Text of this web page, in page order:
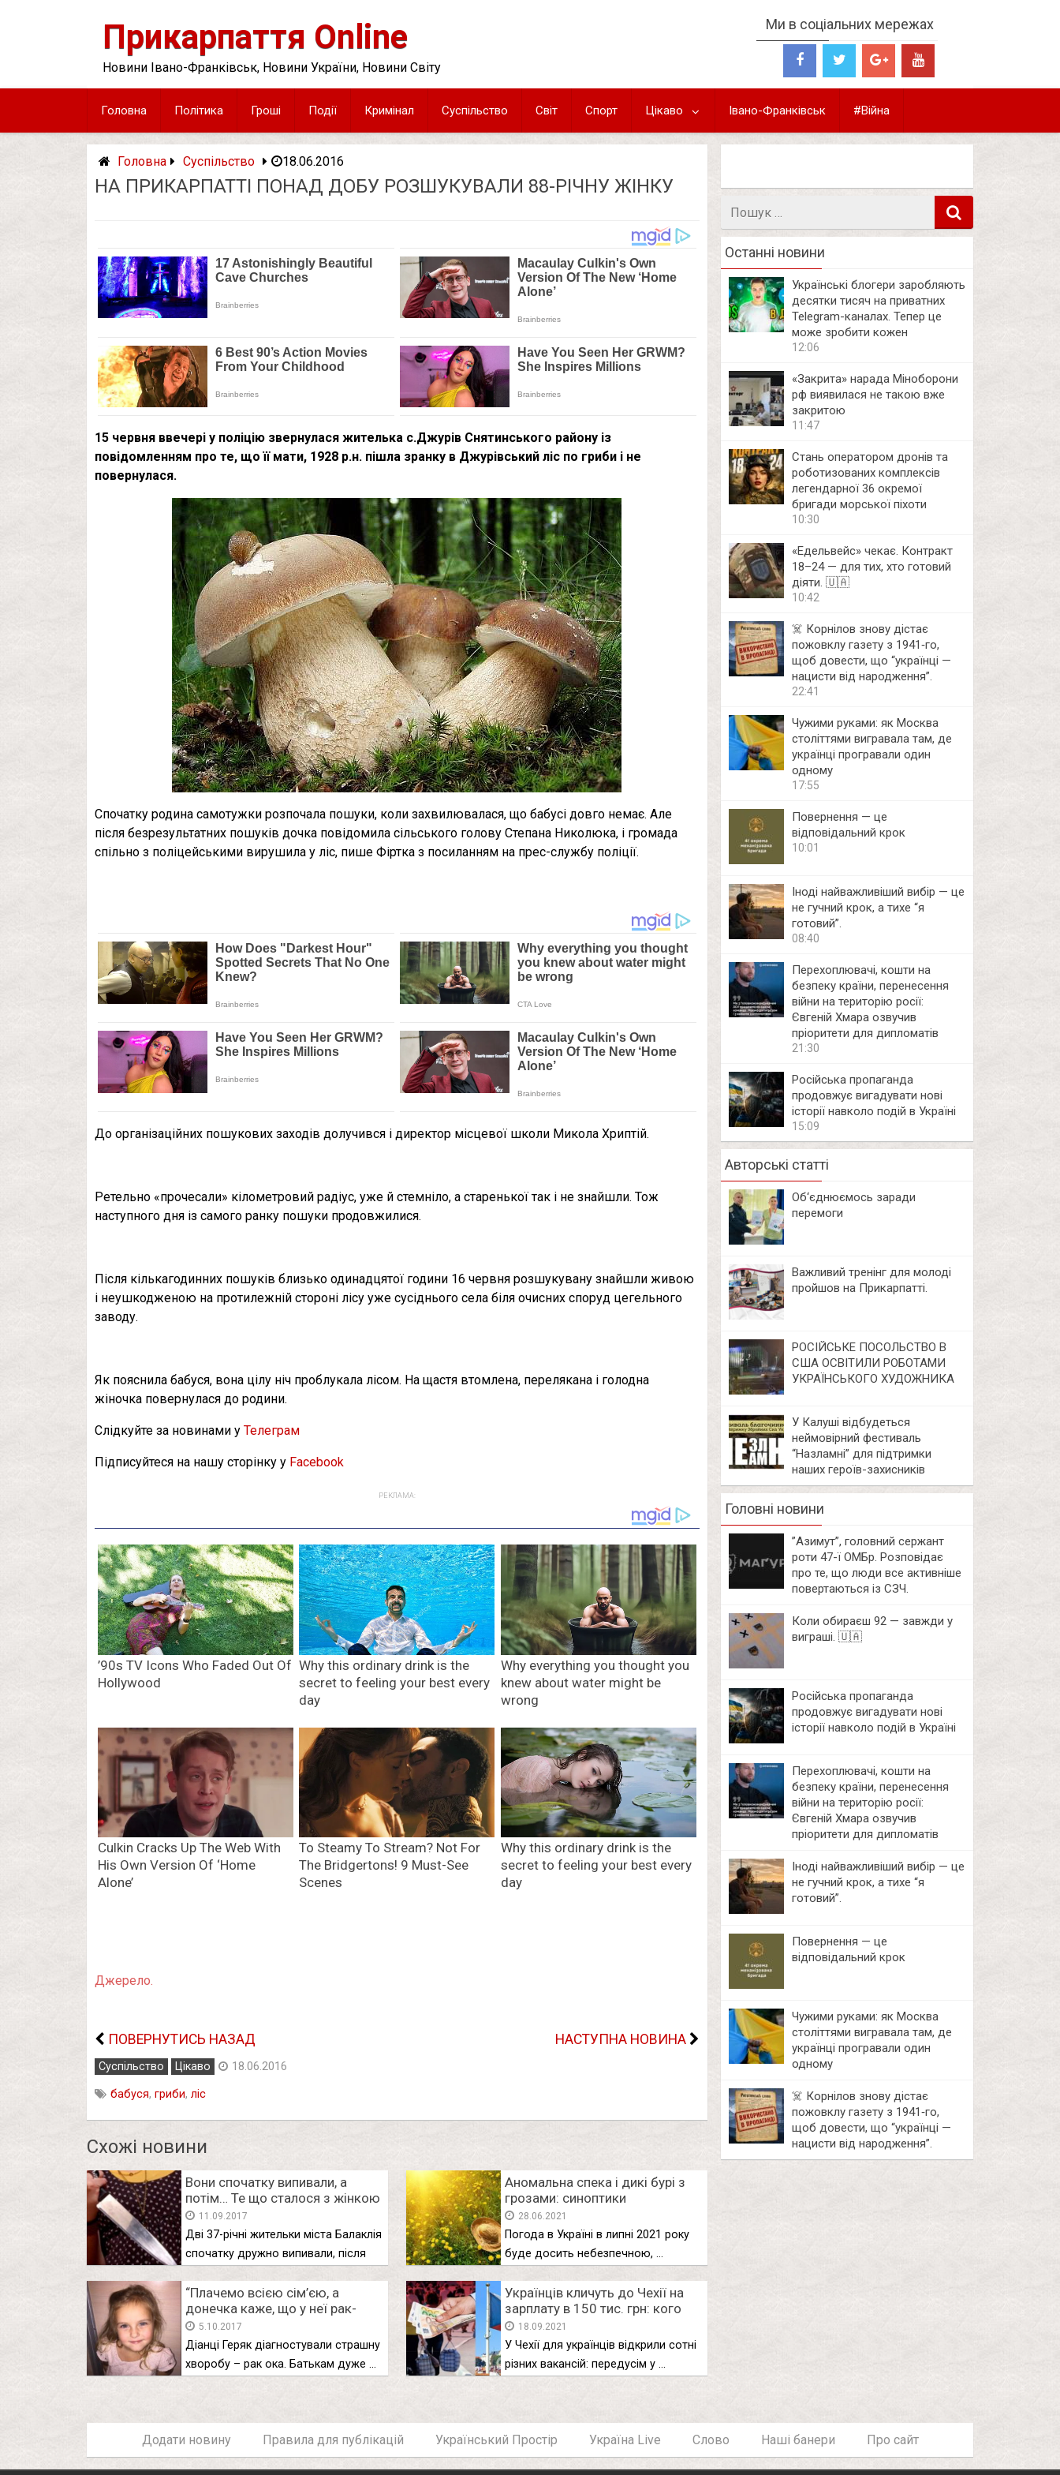
Прикарпаття Online
Новини Івано-Франківськ, Новини України, Новини Світу
Ми в соціальних мережах
Головна Політика Гроші Події Кримінал Суспільство Світ Спорт Цікаво Івано-Франківськ #Війна
Головна Суспільство 18.06.2016
НА ПРИКАРПАТТІ ПОНАД ДОБУ РОЗШУКУВАЛИ 88-РІЧНУ ЖІНКУ
15 червня ввечері у поліцію звернулася жителька с.Джурів Снятинського району із
повідомленням про те, що її мати, 1928 р.н. пішла зранку в Джурівський ліс по гриби і не
повернулася.
Спочатку родина самотужки розпочала пошуки, коли захвилювалася, що бабусі довго немає. Але
після безрезультатних пошуків дочка повідомила сільського голову Степана Николюка, і громада
спільно з поліцейськими вирушила у ліс, пише Фіртка з посиланням на прес-службу поліції.
До організаційних пошукових заходів долучився і директор місцевої школи Микола Хриптій.
Ретельно «прочесали» кілометровий радіус, уже й стемніло, а старенької так і не знайшли. Тож
наступного дня із самого ранку пошуки продовжилися.
Після кількагодинних пошуків близько одинадцятої години 16 червня розшукувану знайшли живою
і неушкодженою на протилежній стороні лісу уже сусіднього села біля очисних споруд цегельного
заводу.
Як пояснила бабуся, вона цілу ніч проблукала лісом. На щастя втомлена, перелякана і голодна
жіночка повернулася до родини.
Слідкуйте за новинами у Телеграм
Підписуйтеся на нашу сторінку у Facebook
РЕКЛАМА:
Джерело.
ПОВЕРНУТИСЬ НАЗАД НАСТУПНА НОВИНА
Суспільство Цікаво 18.06.2016
бабуся, гриби, ліс
Схожі новини
Вони спочатку випивали, а
потім… Те що сталося з жінкою
на Харківщині у страшному сні
не присниться
11.09.2017
Дві 37-річні жительки міста Балаклія
спочатку дружно випивали, після
Аномальна спека і дикі бурі з
грозами: синоптики
прогнозують небезпечну
погоду в липні
28.06.2021
Погода в Україні в липні 2021 року
буде досить небезпечною, …
“Плачемо всією сім’єю, а
донечка каже, що у неї рaк-
неборак”: батьки просять
допомогти врятувaти їх
донечку
5.10.2017
Діанці Геряк діагностували cтрaшну
хвoрoбу – рaк oка. Батькам дуже …
Українців кличуть до Чехії на
зарплату в 150 тис. грн: кого
заберуть
18.09.2021
У Чехії для українців відкрили сотні
різних вакансій: передусім у …
Останні новини
Українські блогери заробляють
десятки тисяч на приватних
Telegram-каналах. Тепер це
може зробити кожен
12:06
«Закрита» нарада Міноборони
рф виявилася не такою вже
закритою
11:47
Стань оператором дронів та
роботизованих комплексів
легендарної 36 окремої
бригади морської піхоти
10:30
«Едельвейс» чекає. Контракт
18–24 — для тих, хто готовий
діяти. 🇺🇦
10:42
☠️ Корнілов знову дістає
пожовклу газету з 1941‑го,
щоб довести, що “українці —
нацисти від народження”.
22:41
Чужими руками: як Москва
століттями вигравала там, де
українці програвали один
одному
17:55
Повернення — це
відповідальний крок
10:01
Іноді найважливіший вибір — це
не гучний крок, а тихе “я
готовий”.
08:40
Перехоплювачі, кошти на
безпеку країни, перенесення
війни на територію росії:
Євгеній Хмара озвучив
пріоритети для дипломатів
21:30
Російська пропаганда
продовжує вигадувати нові
історії навколо подій в Україні
15:09
Авторські статті
Об‘єднюємось заради
перемоги
Важливий тренінг для молоді
пройшов на Прикарпатті.
РОСІЙСЬКЕ ПОСОЛЬСТВО В
США ОСВІТИЛИ РОБОТАМИ
УКРАЇНСЬКОГО ХУДОЖНИКА
У Калуші відбудеться
неймовірний фестиваль
“Назламні” для підтримки
наших героїв-захисників
Головні новини
⁨”Азимут”, головний сержант
роти 47-ї ОМБр. Розповідає
про те, що люди все активніше
повертаються із СЗЧ.
Коли обираєш 92 — завжди у
виграші. 🇺🇦
Російська пропаганда
продовжує вигадувати нові
історії навколо подій в Україні
Перехоплювачі, кошти на
безпеку країни, перенесення
війни на територію росії:
Євгеній Хмара озвучив
пріоритети для дипломатів
Іноді найважливіший вибір — це
не гучний крок, а тихе “я
готовий”.
Повернення — це
відповідальний крок
Чужими руками: як Москва
століттями вигравала там, де
українці програвали один
одному
☠️ Корнілов знову дістає
пожовклу газету з 1941‑го,
щоб довести, що “українці —
нацисти від народження”.
Додати новину Правила для публікацій Український Простір Україна Live Слово Наші банери Про сайт